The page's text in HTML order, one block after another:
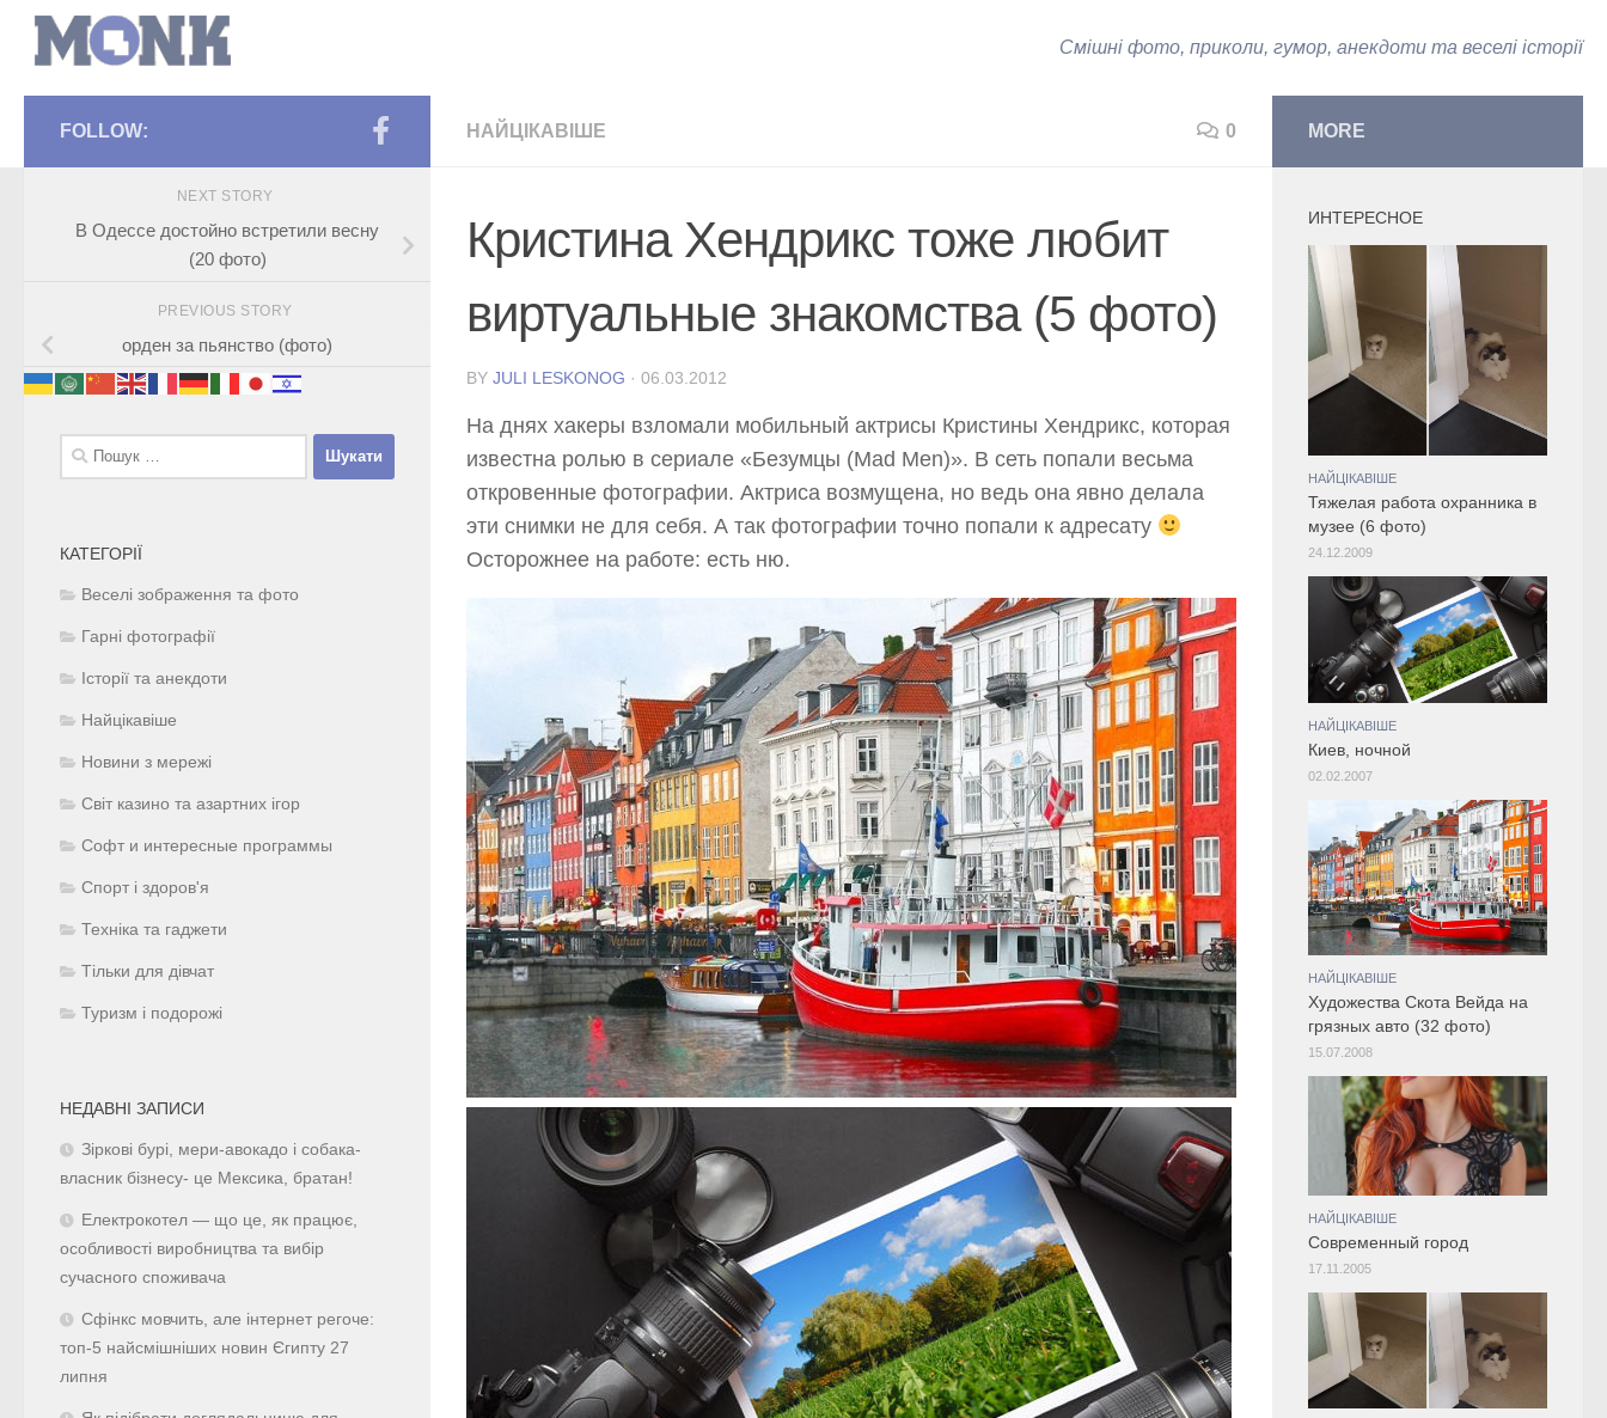
Смішні фото, приколи, гумор, анекдоти та веселі історії
НАЙЦІКАВІШЕ 0
Кристина Хендрикс тоже любит
виртуальные знакомства (5 фото)
BY JULI LESKONOG · 06.03.2012
На днях хакеры взломали мобильный актрисы Кристины Хендрикс, которая
известна ролью в сериале «Безумцы (Mad Men)». В сеть попали весьма
откровенные фотографии. Актриса возмущена, но ведь она явно делала
эти снимки не для себя. А так фотографии точно попали к адресату
Осторожнее на работе: есть ню.
FOLLOW:
NEXT STORY
В Одессе достойно встретили весну
(20 фото)
PREVIOUS STORY
орден за пьянство (фото)
Пошук:
КАТЕГОРІЇ
Веселі зображення та фото
Гарні фотографії
Історії та анекдоти
Найцікавіше
Новини з мережі
Світ казино та азартних ігор
Софт и интересные программы
Спорт і здоров'я
Техніка та гаджети
Тільки для дівчат
Туризм і подорожі
НЕДАВНІ ЗАПИСИ
Зіркові бурі, мери-авокадо і собака-
власник бізнесу- це Мексика, братан!
Електрокотел — що це, як працює,
особливості виробництва та вибір
сучасного споживача
Сфінкс мовчить, але інтернет регоче:
топ-5 найсмішніших новин Єгипту 27
липня
MORE
ИНТЕРЕСНОЕ
НАЙЦІКАВІШЕ
Тяжелая работа охранника в
музее (6 фото)
24.12.2009
НАЙЦІКАВІШЕ
Киев, ночной
02.02.2007
НАЙЦІКАВІШЕ
Художества Скота Вейда на
грязных авто (32 фото)
15.07.2008
НАЙЦІКАВІШЕ
Современный город
17.11.2005